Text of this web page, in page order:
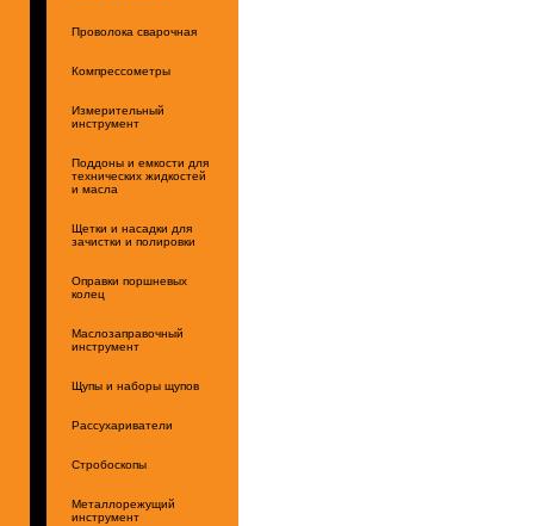
Проволока сварочная
Компрессометры
Измерительный
инструмент
Поддоны и емкости для
технических жидкостей
и масла
Щетки и насадки для
зачистки и полировки
Оправки поршневых
колец
Маслозаправочный
инструмент
Щупы и наборы щупов
Рассухариватели
Стробоскопы
Металлорежущий
инструмент